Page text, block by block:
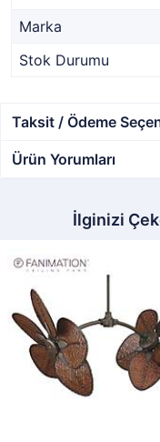
Marka
Stok Durumu
Taksit / Ödeme
Ürün Yorumları
İlginizi